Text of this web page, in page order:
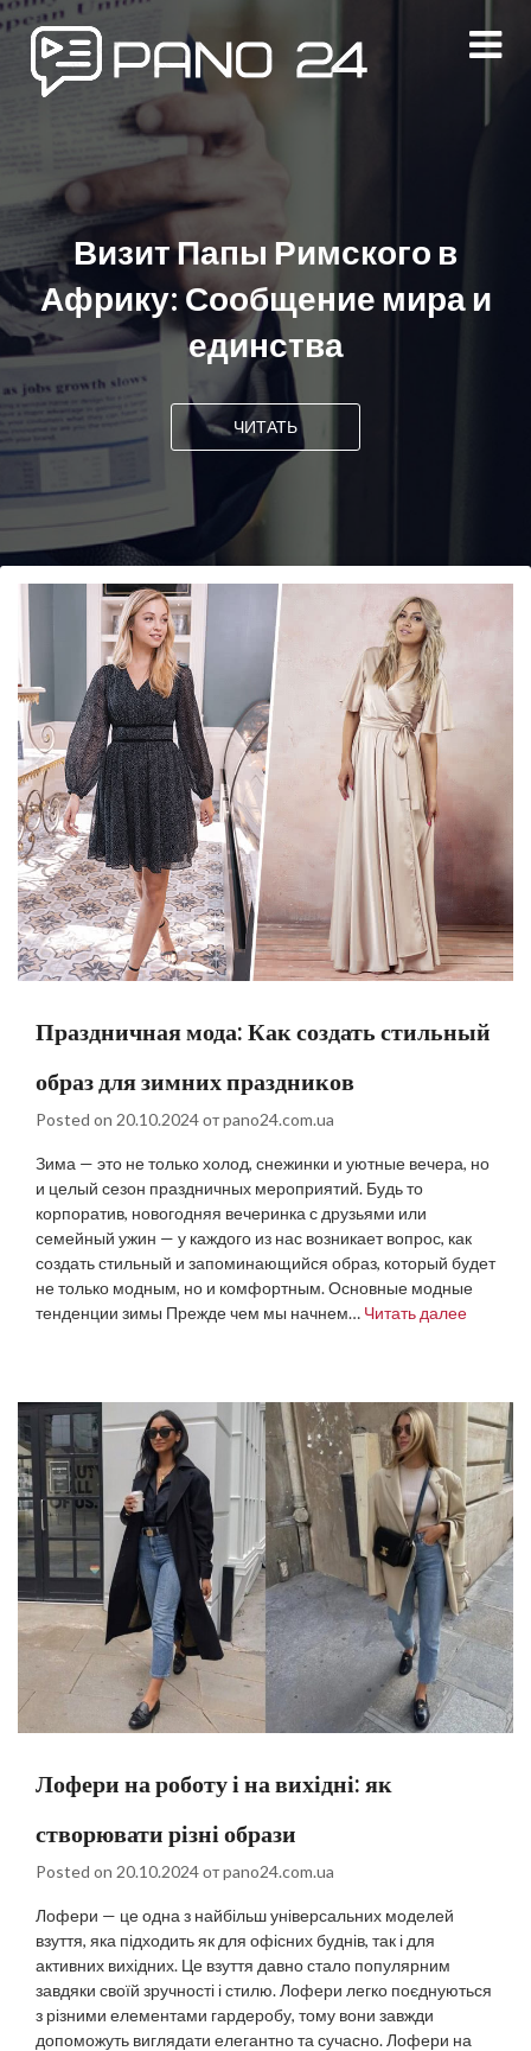
Перейти
содержимому
Визит Папы Римского в
Африку: Сообщение мира и
единства
ЧИТАТЬ
Праздничная мода: Как создать стильный
образ для зимних праздников
Posted on 20.10.2024отpano24.com.ua
Зима — это не только холод, снежинки и уютные вечера, но
и целый сезон праздничных мероприятий. Будь то
корпоратив, новогодняя вечеринка с друзьями или
семейный ужин — у каждого из нас возникает вопрос, как
создать стильный и запоминающийся образ, который будет
не только модным, но и комфортным. Основные модные
тенденции зимы Прежде чем мы начнем… Читать далее
Лофери на роботу і на вихідні: як
створювати різні образи
Posted on 20.10.2024отpano24.com.ua
Лофери — це одна з найбільш універсальних моделей
взуття, яка підходить як для офісних буднів, так і для
активних вихідних. Це взуття давно стало популярним
завдяки своїй зручності і стилю. Лофери легко поєднуються
з різними елементами гардеробу, тому вони завжди
допоможуть виглядати елегантно та сучасно. Лофери на